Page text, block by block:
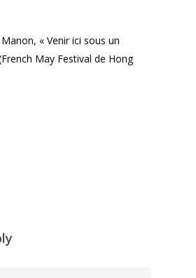
« Venir ici sous un
May Festival de Hong